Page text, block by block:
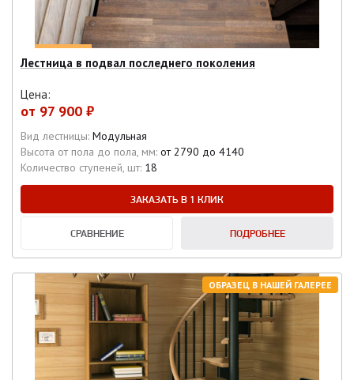
Лестница в подвал последнего поколения
Цена:
от 97 900 ₽
Вид лестницы: Модульная
Высота от пола до пола, мм: от 2790 до 4140
Количество ступеней, шт: 18
ЗАКАЗАТЬ В 1 КЛИК
СРАВНЕНИЕ ПОДРОБНЕЕ
ОБРАЗЕЦ В НАШЕЙ ГАЛЕРЕЕ